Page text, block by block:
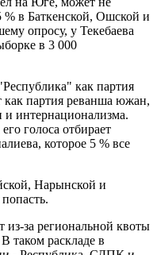
% в Баткенской, Ошской и
опросу, у Текебаева
в 3 000
как партия
как партия реванша южан,
интернационализма.
голоса отбирает
которое 5 % все
Нарынской и
из-за региональной квоты
таком раскладе в